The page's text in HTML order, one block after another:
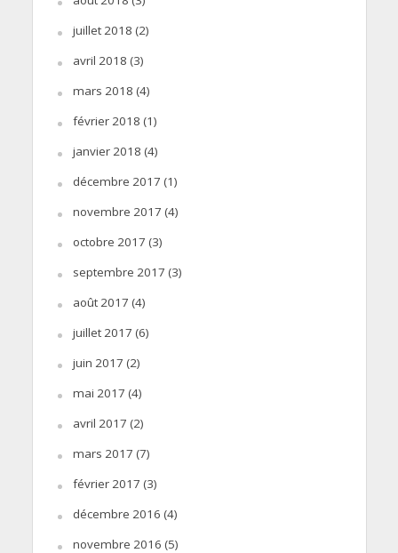
juillet 2018 (2)
avril 2018 (3)
mars 2018 (4)
février 2018 (1)
janvier 2018 (4)
décembre 2017 (1)
novembre 2017 (4)
octobre 2017 (3)
septembre 2017 (3)
août 2017 (4)
juillet 2017 (6)
juin 2017 (2)
mai 2017 (4)
avril 2017 (2)
mars 2017 (7)
février 2017 (3)
décembre 2016 (4)
novembre 2016 (5)